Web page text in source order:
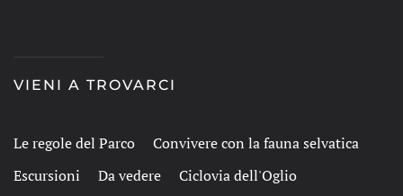
VIENI A TROVARCI
Le regole del Parco
Convivere con la fauna selvatica
Escursioni
Da vedere
Ciclovia dell'Oglio